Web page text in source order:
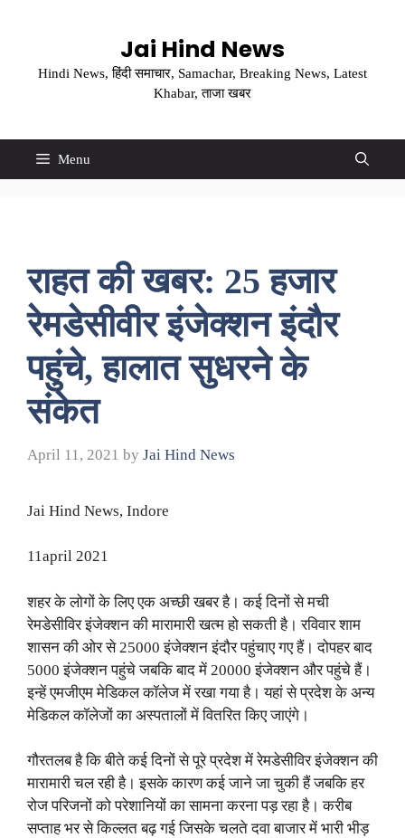
Jai Hind News
Hindi News, हिंदी समाचार, Samachar, Breaking News, Latest
Khabar, ताजा खबर
Menu
राहत की खबर: 25 हजार
रेमडेसीवीर इंजेक्शन इंदौर
पहुंचे, हालात सुधरने के
संकेत
April 11, 2021 by Jai Hind News
Jai Hind News, Indore
11april 2021
शहर के लोगों के लिए एक अच्छी खबर है। कई दिनों से मची
रेमडेसीविर इंजेक्शन की मारामारी खत्म हो सकती है। रविवार शाम
शासन की ओर से 25000 इंजेक्शन इंदौर पहुंचाए गए हैं। दोपहर बाद
5000 इंजेक्शन पहुंचे जबकि बाद में 20000 इंजेक्शन और पहुंचे हैं।
इन्हें एमजीएम मेडिकल कॉलेज में रखा गया है। यहां से प्रदेश के अन्य
मेडिकल कॉलेजों का अस्पतालों में वितरित किए जाएंगे।
गौरतलब है कि बीते कई दिनों से पूरे प्रदेश में रेमडेसीविर इंजेक्शन की
मारामारी चल रही है। इसके कारण कई जाने जा चुकी हैं जबकि हर
रोज परिजनों को परेशानियों का सामना करना पड़ रहा है। करीब
सप्ताह भर से किल्लत बढ़ गई जिसके चलते दवा बाजार में भारी भीड़